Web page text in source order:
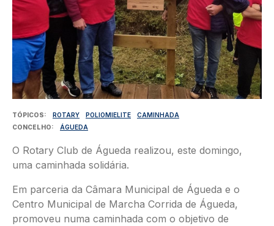
TÓPICOS ROTARY POLIOMIELITE
CAMINHADA
CONCELHO
ÁGUEDA
O Rotary Club de Águeda realizou, este domingo,
uma caminhada solidária.
Em parceria da Câmara Municipal de Águeda e o
Centro Municipal de Marcha Corrida de Águeda,
promoveu numa caminhada com o objetivo de